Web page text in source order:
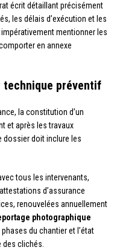
écrit détaillant précisément
les délais d’exécution et les
mentionner les
en annexe
technique préventif
la constitution d’un
et après les travaux
dossier doit inclure les
tous les intervenants,
d’assurance
renouvelées annuellement
photographique
du chantier et l’état
clichés.